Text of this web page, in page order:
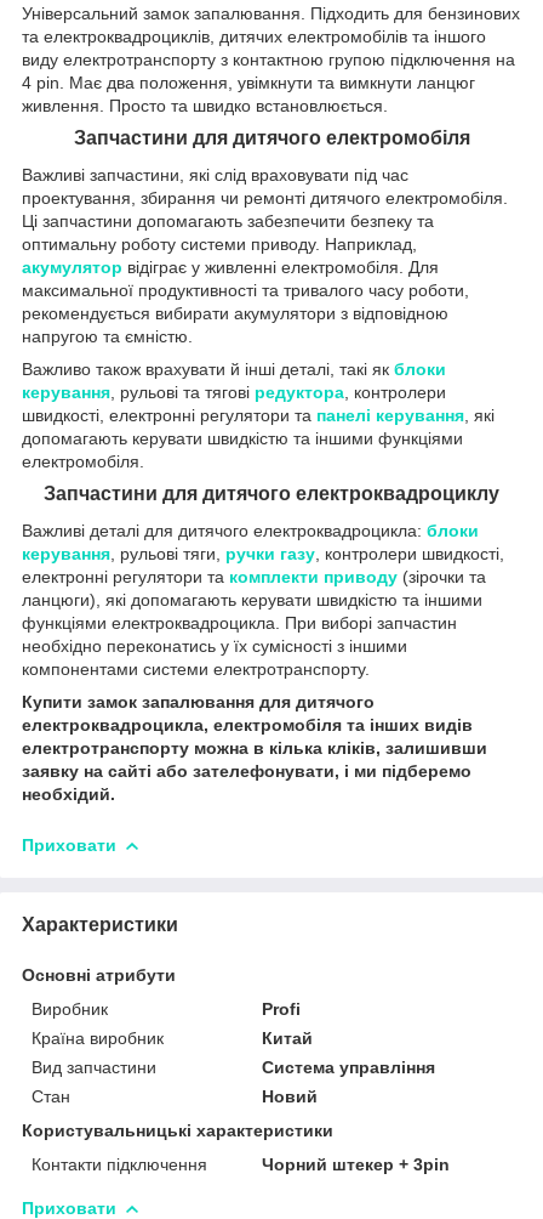
Універсальний замок запалювання. Підходить для бензинових
та електроквадроциклів, дитячих електромобілів та іншого
виду електротранспорту з контактною групою підключення на
4 pin. Має два положення, увімкнути та вимкнути ланцюг
живлення. Просто та швидко встановлюється.
Запчастини для дитячого електромобіля
Важливі запчастини, які слід враховувати під час
проектування, збирання чи ремонті дитячого електромобіля.
Ці запчастини допомагають забезпечити безпеку та
оптимальну роботу системи приводу. Наприклад,
акумулятор відіграє у живленні електромобіля. Для
максимальної продуктивності та тривалого часу роботи,
рекомендується вибирати акумулятори з відповідною
напругою та ємністю.
Важливо також врахувати й інші деталі, такі як блоки
керування, рульові та тягові редуктора, контролери
швидкості, електронні регулятори та панелі керування, які
допомагають керувати швидкістю та іншими функціями
електромобіля.
Запчастини для дитячого електроквадроциклу
Важливі деталі для дитячого електроквадроцикла: блоки
керування , рульові тяги, ручки газу , контролери швидкості,
електронні регулятори та комплекти приводу (зірочки та
ланцюги), які допомагають керувати швидкістю та іншими
функціями електроквадроцикла. При виборі запчастин
необхідно переконатись у їх сумісності з іншими
компонентами системи електротранспорту.
Купити замок запалювання для дитячого
електроквадроцикла, електромобіля та інших видів
електротранспорту можна в кілька кліків, залишивши
заявку на сайті або зателефонувати, і ми підберемо
необхідий.
Приховати
Характеристики
Основні атрибути
Виробник
Profi
Країна виробник
Китай
Вид запчастини
Система управління
Стан
Новий
Користувальницькі характеристики
Контакти підключення
Чорний штекер + 3pin
Приховати